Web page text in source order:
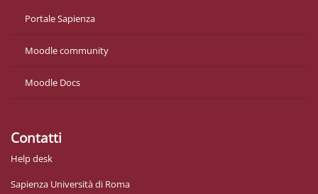
Portale Sapienza
Moodle community
Moodle Docs
Contatti
Help desk
Sapienza Università di Roma